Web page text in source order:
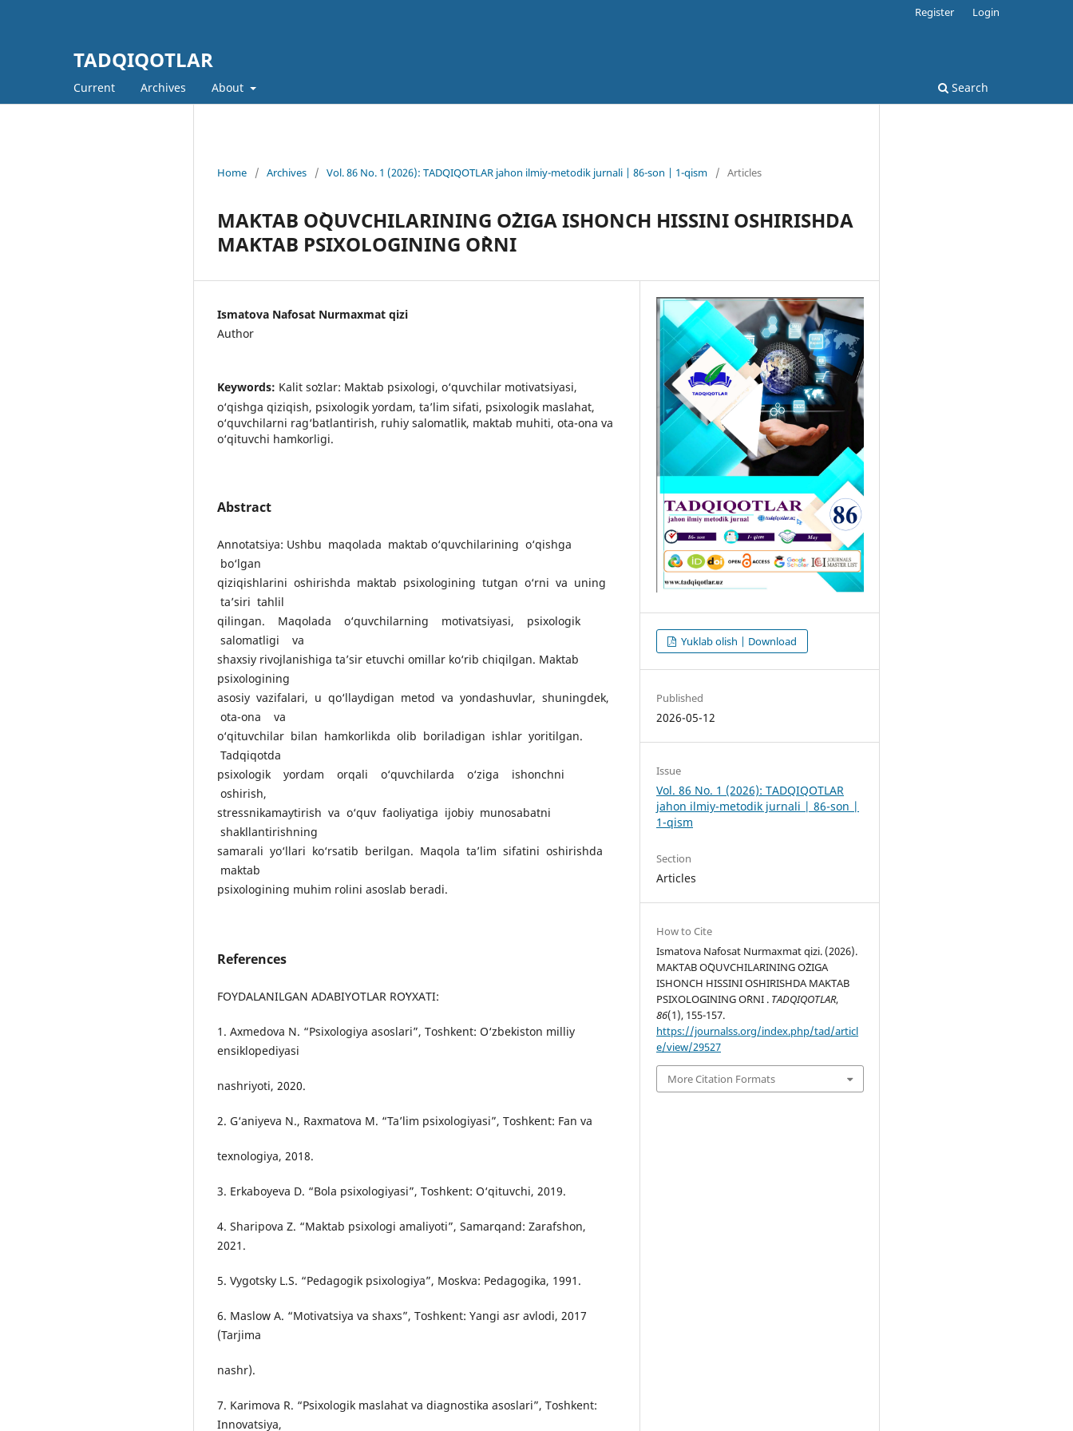
TADQIQOTLAR
Current Archives About Search
Register Login
Home / Archives / Vol. 86 No. 1 (2026): TADQIQOTLAR jahon ilmiy-metodik jurnali | 86-son | 1-qism / Articles
MAKTAB O`QUVCHILARINING O`ZIGA ISHONCH HISSINI OSHIRISHDA
MAKTAB PSIXOLOGINING O`RNI
Ismatova Nafosat Nurmaxmat qizi
Author
Keywords: Kalit soʻzlar: Maktab psixologi, o‘quvchilar motivatsiyasi,
o‘qishga qiziqish, psixologik yordam, ta’lim sifati, psixologik maslahat,
o‘quvchilarni rag‘batlantirish, ruhiy salomatlik, maktab muhiti, ota-ona va
o‘qituvchi hamkorligi.
Abstract
Annotatsiya: Ushbu maqolada maktab o‘quvchilarining o‘qishga
bo‘lgan
qiziqishlarini oshirishda maktab psixologining tutgan o‘rni va uning
ta’siri tahlil
qilingan. Maqolada o‘quvchilarning motivatsiyasi, psixologik
salomatligi va
shaxsiy rivojlanishiga ta’sir etuvchi omillar ko‘rib chiqilgan. Maktab
psixologining
asosiy vazifalari, u qo‘llaydigan metod va yondashuvlar, shuningdek,
ota-ona va
o‘qituvchilar bilan hamkorlikda olib boriladigan ishlar yoritilgan.
Tadqiqotda
psixologik yordam orqali o‘quvchilarda o‘ziga ishonchni
oshirish,
stressnikamaytirish va o‘quv faoliyatiga ijobiy munosabatni
shakllantirishning
samarali yo‘llari ko‘rsatib berilgan. Maqola ta’lim sifatini oshirishda
maktab
psixologining muhim rolini asoslab beradi.
References
FOYDALANILGAN ADABIYOTLAR ROʻYXATI:
1. Axmedova N. “Psixologiya asoslari”, Toshkent: O‘zbekiston milliy
ensiklopediyasi
nashriyoti, 2020.
2. G‘aniyeva N., Raxmatova M. “Ta’lim psixologiyasi”, Toshkent: Fan va
texnologiya, 2018.
3. Erkaboyeva D. “Bola psixologiyasi”, Toshkent: O‘qituvchi, 2019.
4. Sharipova Z. “Maktab psixologi amaliyoti”, Samarqand: Zarafshon,
2021.
5. Vygotsky L.S. “Pedagogik psixologiya”, Moskva: Pedagogika, 1991.
6. Maslow A. “Motivatsiya va shaxs”, Toshkent: Yangi asr avlodi, 2017
(Tarjima
nashr).
7. Karimova R. “Psixologik maslahat va diagnostika asoslari”, Toshkent:
Innovatsiya,
Yuklab olish | Download
Published
2026-05-12
Issue
Vol. 86 No. 1 (2026): TADQIQOTLAR
jahon ilmiy-metodik jurnali | 86-son |
1-qism
Section
Articles
How to Cite
Ismatova Nafosat Nurmaxmat qizi. (2026).
MAKTAB O`QUVCHILARINING O`ZIGA
ISHONCH HISSINI OSHIRISHDA MAKTAB
PSIXOLOGINING O`RNI . TADQIQOTLAR,
86(1), 155-157.
https://journalss.org/index.php/tad/articl
e/view/29527
More Citation Formats